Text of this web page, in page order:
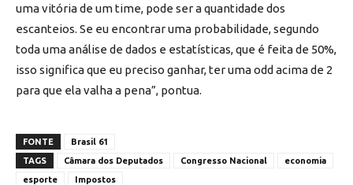
uma vitória de um time, pode ser a quantidade dos
escanteios. Se eu encontrar uma probabilidade, segundo
toda uma análise de dados e estatísticas, que é feita de 50%,
isso significa que eu preciso ganhar, ter uma odd acima de 2
para que ela valha a pena”, pontua.
FONTE
Brasil 61
TAGS
Câmara dos Deputados Congresso Nacional
economia
esporte
Impostos